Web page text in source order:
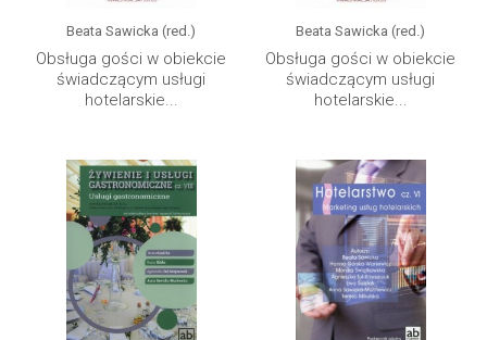
Beata Sawicka (red.)
Obsługa gości w obiekcie
świadczącym usługi
hotelarskie...
Beata Sawicka (red.)
Obsługa gości w obiekcie
świadczącym usługi
hotelarskie...